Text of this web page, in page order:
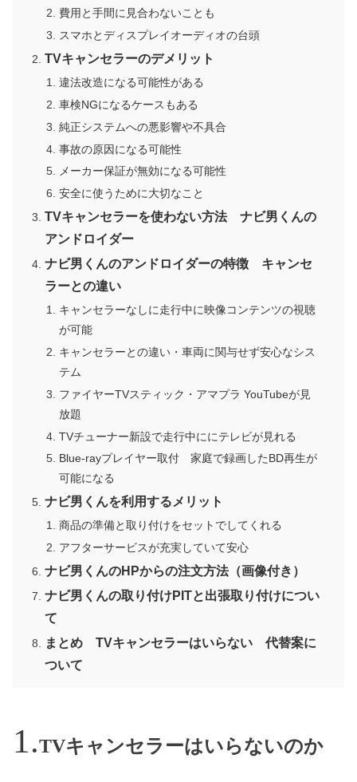
費用と手間に見合わないことも
スマホとディスプレイオーディオの台頭
TVキャンセラーのデメリット
違法改造になる可能性がある
車検NGになるケースもある
純正システムへの悪影響や不具合
事故の原因になる可能性
メーカー保証が無効になる可能性
安全に使うために大切なこと
TVキャンセラーを使わない方法 ナビ男くんの
アンドロイダー
ナビ男くんのアンドロイダーの特徴 キャンセ
ラーとの違い
キャンセラーなしに走行中に映像コンテンツの視聴
が可能
キャンセラーとの違い・車両に関与せず安心なシス
テム
ファイヤーTVスティック・アマプラ YouTubeが見
放題
TVチューナー新設で走行中ににテレビが見れる
Blue-rayプレイヤー取付 家庭で録画したBD再生が
可能になる
ナビ男くんを利用するメリット
商品の準備と取り付けをセットでしてくれる
アフターサービスが充実していて安心
ナビ男くんのHPからの注文方法（画像付き）
ナビ男くんの取り付けPITと出張取り付けについ
て
まとめ TVキャンセラーはいらない 代替案に
ついて
TVキャンセラーはいらないのか